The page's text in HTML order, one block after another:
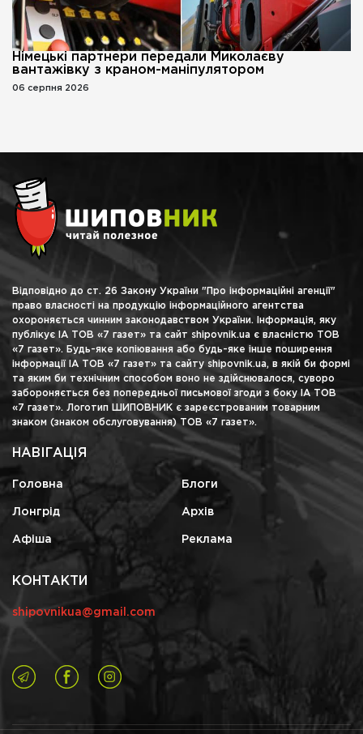
Німецькі партнери передали Миколаєву
вантажівку з краном-маніпулятором
06 серпня 2026
Відповідно до ст. 26 Закону України "Про інформаційні агенції"
право власності на продукцію інформаційного агентства
охороняється чинним законодавством України. Інформація, яку
публікує ІА ТОВ «7 газет» та сайт shipovnik.ua є власністю ТОВ
«7 газет». Будь-яке копіювання або будь-яке інше поширення
інформації ІА ТОВ «7 газет» та сайту shipovnik.ua, в якій би формі
та яким би технічним способом воно не здійснювалося, суворо
забороняється без попередньої письмової згоди з боку ІА ТОВ
«7 газет». Логотип ШИПОВНИК є зареєстрованим товарним
знаком (знаком обслуговування) ТОВ «7 газет».
НАВІГАЦІЯ
Головна Блоги
Лонгрід Архів
Афіша Реклама
КОНТАКТИ
shipovnikua@gmail.com